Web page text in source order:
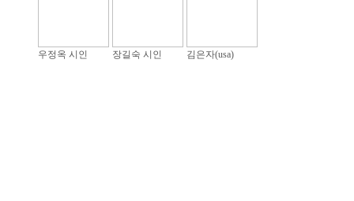
우정옥 시인 장길숙 시인 김은자(usa)